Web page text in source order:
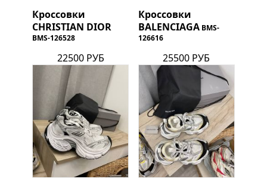
Кроссовки
CHRISTIAN DIOR
BMS-126528
22500 РУБ
Кроссовки
BALENCIAGA BMS-
126616
25500 РУБ